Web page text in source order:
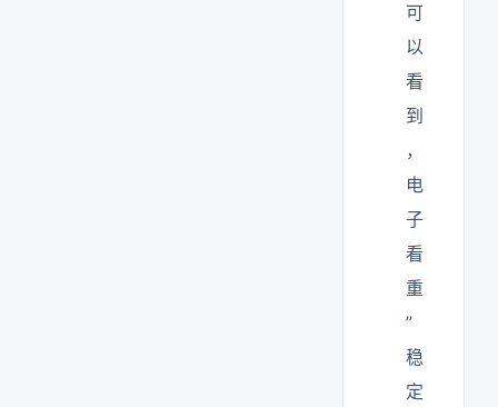
可
以
看
到
，
电
子
看
重
”
稳
定